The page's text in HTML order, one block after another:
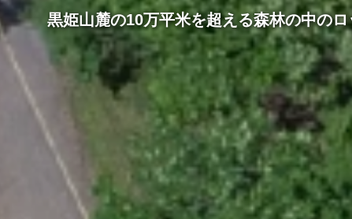
黒姫山麓の10万平米を超える森林の中のロ